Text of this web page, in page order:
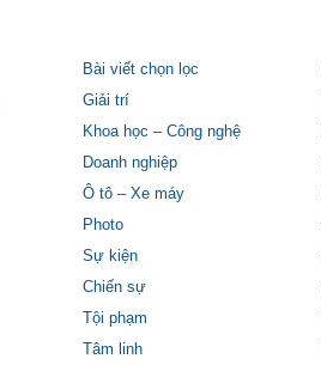
Bài viết chọn lọc
Giải trí
Khoa học – Công nghệ
Doanh nghiệp
Ô tô – Xe máy
Photo
Sự kiện
Chiến sự
Tội phạm
Tâm linh